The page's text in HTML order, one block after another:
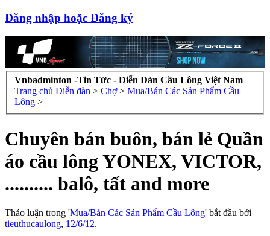
Đăng nhập hoặc Đăng ký
Vnbadminton -Tin Tức - Diễn Đàn Cầu Lông Việt Nam
Trang chủ Diễn đàn > Chợ > Mua/Bán Các Sản Phẩm Cầu
Lông >
Chuyên bán buôn, bán lẻ Quần
áo cầu lông YONEX, VICTOR,
.......... balô, tất and more
Thảo luận trong 'Mua/Bán Các Sản Phẩm Cầu Lông' bắt đầu bởi
tieuthucaulong, 12/6/12.